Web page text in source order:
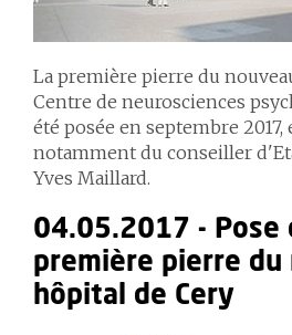
La première pierre du
Centre de neurosciences
été posée en septembre 2017,
notamment du conseiller
Yves Maillard.
04.05.2017 - Pose
première pierre du
hôpital de Cery